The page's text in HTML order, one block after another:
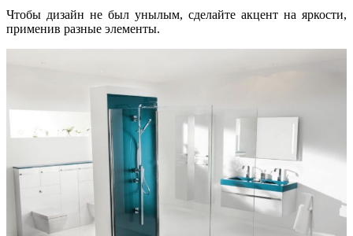
Чтобы дизайн не был унылым, сделайте акцент на яркости,
применив разные элементы.